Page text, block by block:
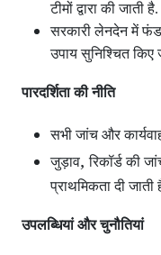
टीमों द्वारा की जाती है.
सरकारी लेनदेन में फंड
उपाय सुनिश्चित किए
पारदर्शिता की नीति
सभी जांच और
जुड़ाव,रिकॉर्ड की
प्राथमिकता दी जाती
उपलब्धियां और चुनौतियां